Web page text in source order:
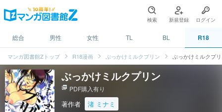
検索 新規登録 ログイン
総合 男性 女性 TL BL R18
マンガ図書館Zトップ R18漫画 ぶっかけミルクプリン ぶっかけミルクプ
ぶっかけミルクプリン
picture_as_pdf PDF購入有り
著作者 渚 ミナミ